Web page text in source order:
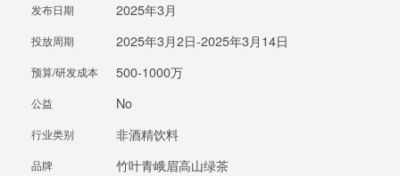
发布日期 2025年3月
投放周期 2025年3月2日-2025年3月14日
预算/研发成本 500-1000万
公益 No
行业类别 非酒精饮料
品牌 竹叶青峨眉高山绿茶